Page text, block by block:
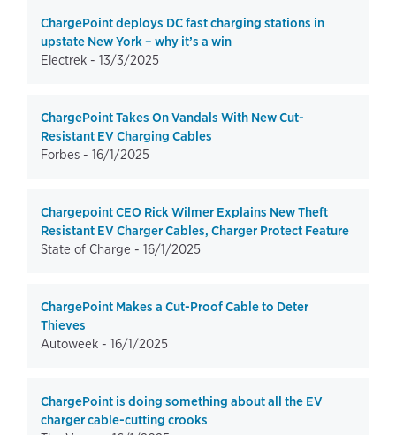
ChargePoint deploys DC fast charging stations in
upstate New York – why it’s a win
Electrek - 13/3/2025
ChargePoint Takes On Vandals With New Cut-
Resistant EV Charging Cables
Forbes - 16/1/2025
Chargepoint CEO Rick Wilmer Explains New Theft
Resistant EV Charger Cables, Charger Protect Feature
State of Charge - 16/1/2025
ChargePoint Makes a Cut-Proof Cable to Deter
Thieves
Autoweek - 16/1/2025
ChargePoint is doing something about all the EV
charger cable-cutting crooks